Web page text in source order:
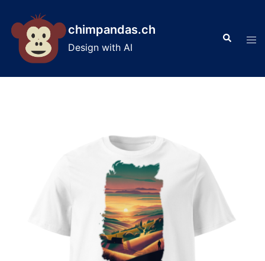
content
chimpandas.ch
Design with AI
Search